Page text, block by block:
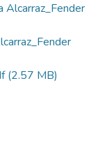
Alcarraz_Fender
(2.57 MB)